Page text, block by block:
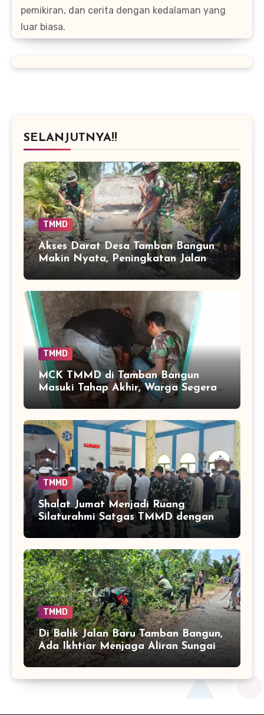
pemikiran, dan cerita dengan kedalaman yang
luar biasa.
SELANJUTNYA!!
TMMD
Akses Darat Desa Tamban Bangun
Makin Nyata, Peningkatan Jalan
TMMD Sentuh 90 Persen
TMMD
MCK TMMD di Tamban Bangun
Masuki Tahap Akhir, Warga Segera
Nikmati Fasilitas Sanitasi yang
Lebih Layak
TMMD
Shalat Jumat Menjadi Ruang
Silaturahmi Satgas TMMD dengan
Warga Tamban Bangun
TMMD
Di Balik Jalan Baru Tamban Bangun,
Ada Ikhtiar Menjaga Aliran Sungai
Tetap Hidup